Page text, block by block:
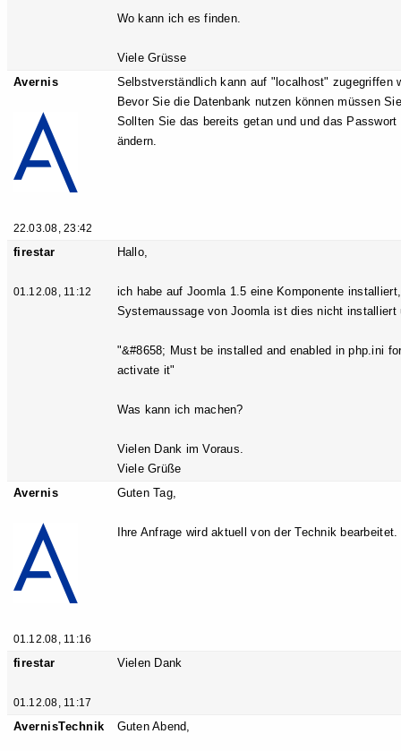
Wo kann ich es finden.
Viele Grüsse
Avernis
22.03.08, 23:42
Selbstverständlich kann auf "localhost" zugegriffen
Bevor Sie die Datenbank nutzen können müssen
Sollten Sie das bereits getan und und das
ändern.
firestar
01.12.08, 11:12
Hallo,
ich habe auf Joomla 1.5 eine Komponente
Systemaussage von Joomla ist dies nicht installiert
"&#8658; Must be installed and enabled in php.ini
activate it"
Was kann ich machen?
Vielen Dank im Voraus.
Viele Grüße
Avernis
01.12.08, 11:16
Guten Tag,
Ihre Anfrage wird aktuell von der Technik bearbeitet.
firestar
01.12.08, 11:17
Vielen Dank
AvernisTechnik Guten Abend,